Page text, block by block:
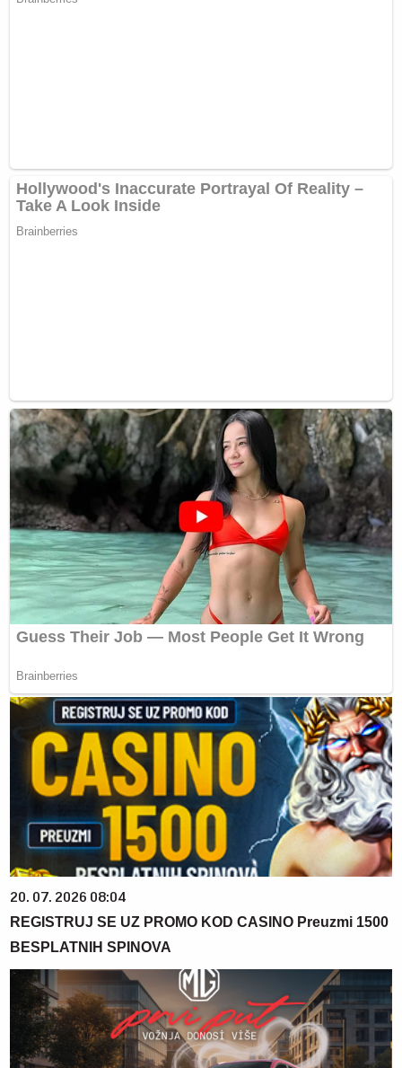
20. 07. 2026 08:04
REGISTRUJ SE UZ PROMO KOD CASINO Preuzmi 1500
BESPLATNIH SPINOVA